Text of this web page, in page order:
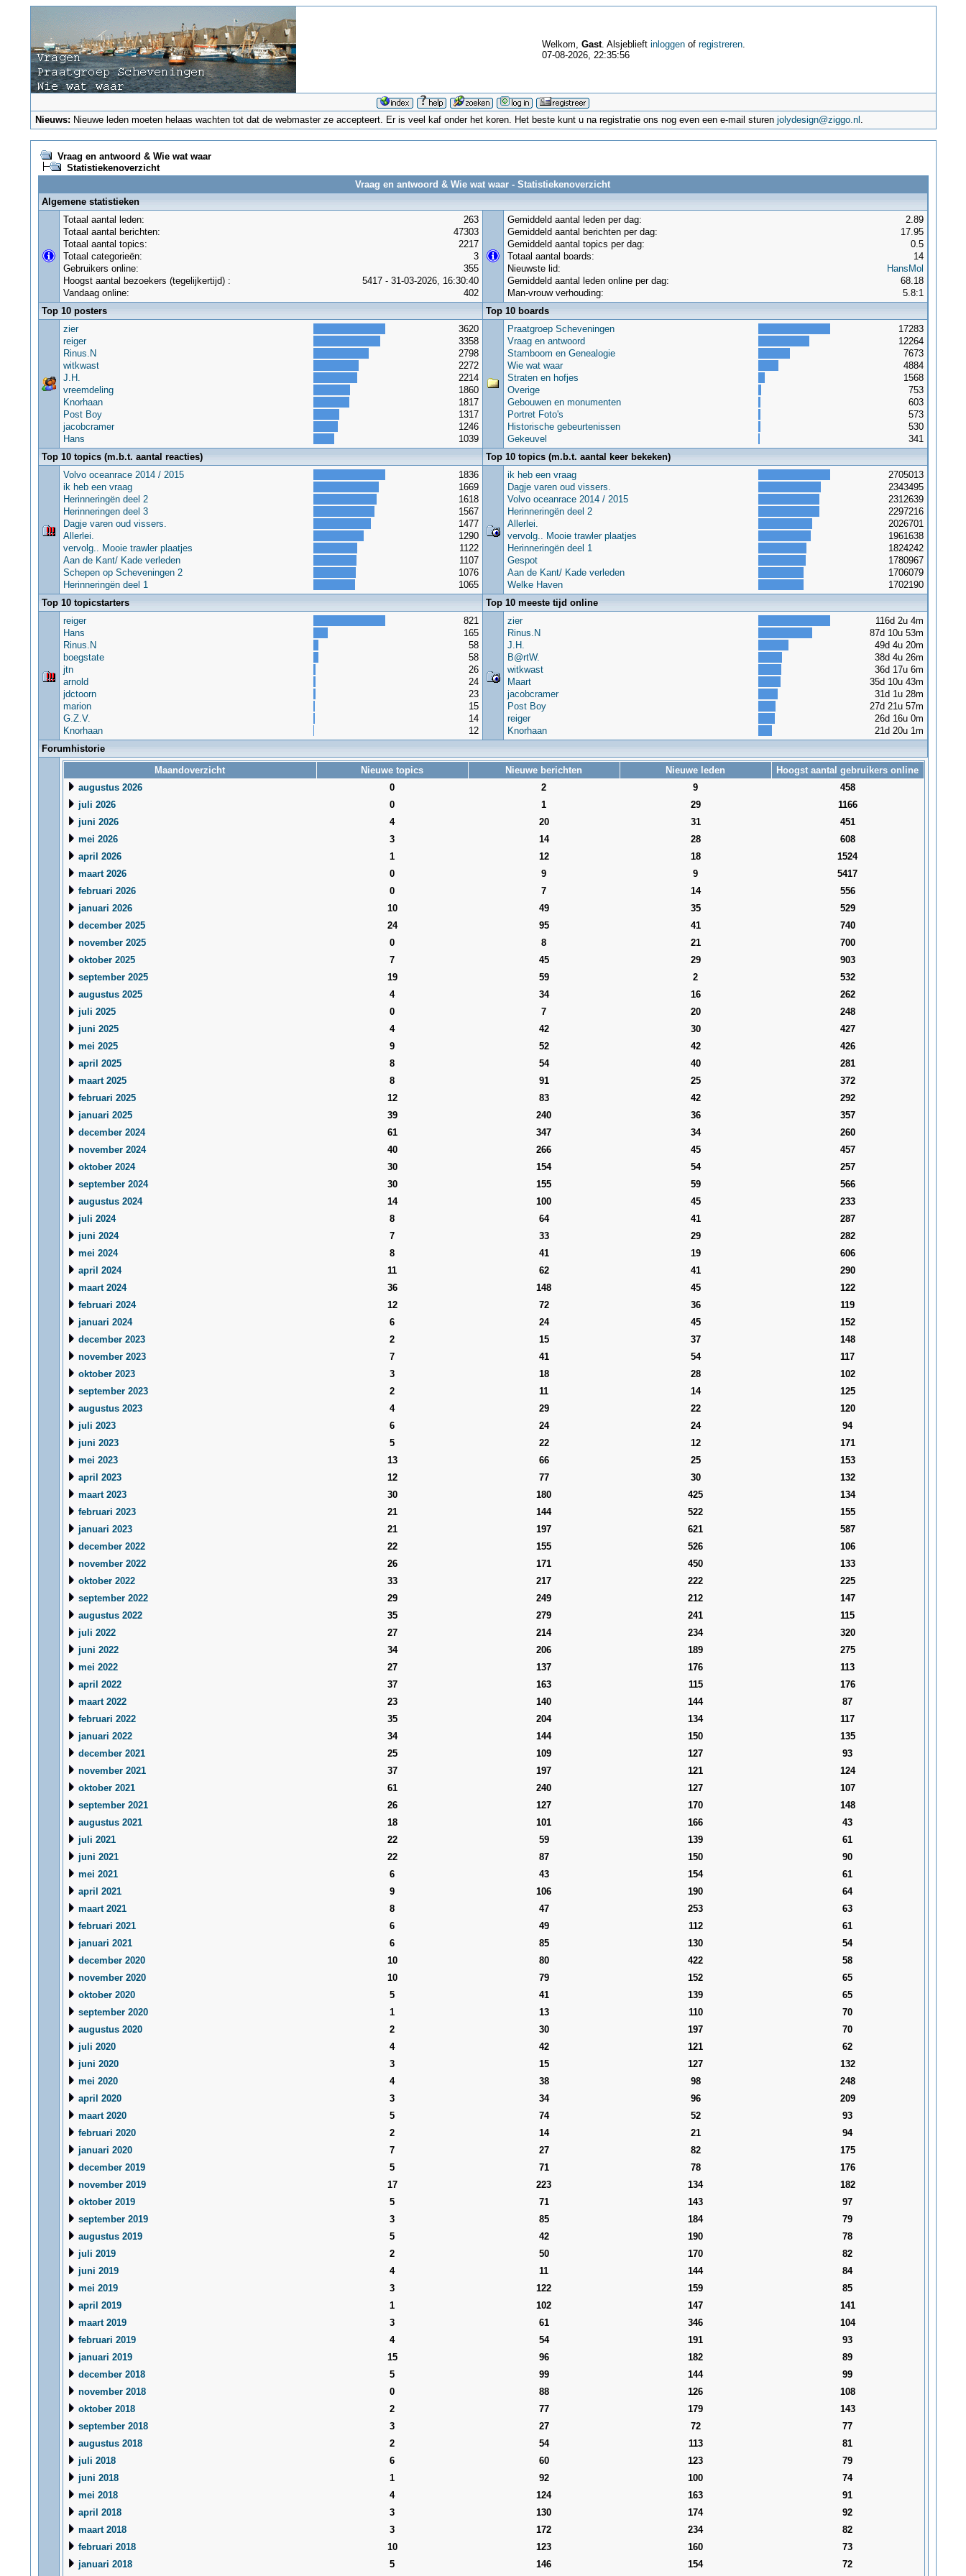
Welkom, Gast. Alsjeblieft inloggenof registreren.
07-08-2026, 22:35:56
Nieuws: Nieuwe leden moeten helaas wachten tot dat de webmaster ze accepteert. Er is veel kaf onder het koren. Het beste kunt u na registratie ons nog even een e-mail sturenjolydesign@ziggo.nl .
Vraag en antwoord & Wie wat waar
Statistiekenoverzicht
Vraag en antwoord & Wie wat waar - Statistiekenoverzicht
Algemene statistieken
Totaal aantal leden:
263
Totaal aantal berichten:
47303
Totaal aantal topics:
2217
Totaal categorieën:
3
Gebruikers online:
355
Hoogst aantal bezoekers (tegelijkertijd) :
5417 - 31-03-2026, 16:30:40
Vandaag online:
402
Gemiddeld aantal leden per dag:
2.89
Gemiddeld aantal berichten per dag:
17.95
Gemiddeld aantal topics per dag:
0.5
Totaal aantal boards:
14
Nieuwste lid:
HansMol
Gemiddeld aantal leden online per dag:
68.18
Man-vrouw verhouding:
5.8:1
Top 10 posters
Top 10 boards
zier
3620
reiger
3358
Rinus.N
2798
witkwast
2272
J.H.
2214
vreemdeling
1860
Knorhaan
1817
Post Boy
1317
jacobcramer
1246
Hans
1039
Praatgroep Scheveningen
17283
Vraag en antwoord
12264
Stamboom en Genealogie
7673
Wie wat waar
4884
Straten en hofjes
1568
Overige
753
Gebouwen en monumenten
603
Portret Foto's
573
Historische gebeurtenissen
530
Gekeuvel
341
Top 10 topics (m.b.t. aantal reacties)
Top 10 topics (m.b.t. aantal keer bekeken)
Volvo oceanrace 2014 / 2015
1836
ik heb een vraag
1669
Herinneringën deel 2
1618
Herinneringen deel 3
1567
Dagje varen oud vissers.
1477
Allerlei.
1290
vervolg.. Mooie trawler plaatjes
1122
Aan de Kant/ Kade verleden
1107
Schepen op Scheveningen 2
1076
Herinneringën deel 1
1065
ik heb een vraag
2705013
Dagje varen oud vissers.
2343495
Volvo oceanrace 2014 / 2015
2312639
Herinneringën deel 2
2297216
Allerlei.
2026701
vervolg.. Mooie trawler plaatjes
1961638
Herinneringën deel 1
1824242
Gespot
1780967
Aan de Kant/ Kade verleden
1706079
Welke Haven
1702190
Top 10 topicstarters
Top 10 meeste tijd online
reiger
821
Hans
165
Rinus.N
58
boegstate
58
jtn
26
arnold
24
jdctoorn
23
marion
15
G.Z.V.
14
Knorhaan
12
zier
116d 2u 4m
Rinus.N
87d 10u 53m
J.H.
49d 4u 20m
B@rtW.
38d 4u 26m
witkwast
36d 17u 6m
Maart
35d 10u 43m
jacobcramer
31d 1u 28m
Post Boy
27d 21u 57m
reiger
26d 16u 0m
Knorhaan
21d 20u 1m
Forumhistorie
Maandoverzicht
Nieuwe topics Nieuwe berichten Nieuwe leden
Hoogst aantal gebruikers online
augustus 2026
0 2 9
458
juli 2026
0 1 29
1166
juni 2026
4 20 31
451
mei 2026
3 14 28
608
april 2026
1 12 18
1524
maart 2026
0 9 9
5417
februari 2026
0 7 14
556
januari 2026
10 49 35
529
december 2025
24 95 41
740
november 2025
0 8 21
700
oktober 2025
7 45 29
903
september 2025
19 59 2
532
augustus 2025
4 34 16
262
juli 2025
0 7 20
248
juni 2025
4 42 30
427
mei 2025
9 52 42
426
april 2025
8 54 40
281
maart 2025
8 91 25
372
februari 2025
12 83 42
292
januari 2025
39 240 36
357
december 2024
61 347 34
260
november 2024
40 266 45
457
oktober 2024
30 154 54
257
september 2024
30 155 59
566
augustus 2024
14 100 45
233
juli 2024
8 64 41
287
juni 2024
7 33 29
282
mei 2024
8 41 19
606
april 2024
11 62 41
290
maart 2024
36 148 45
122
februari 2024
12 72 36
119
januari 2024
6 24 45
152
december 2023
2 15 37
148
november 2023
7 41 54
117
oktober 2023
3 18 28
102
september 2023
2 11 14
125
augustus 2023
4 29 22
120
juli 2023
6 24 24
94
juni 2023
5 22 12
171
mei 2023
13 66 25
153
april 2023
12 77 30
132
maart 2023
30 180 425
134
februari 2023
21 144 522
155
januari 2023
21 197 621
587
december 2022
22 155 526
106
november 2022
26 171 450
133
oktober 2022
33 217 222
225
september 2022
29 249 212
147
augustus 2022
35 279 241
115
juli 2022
27 214 234
320
juni 2022
34 206 189
275
mei 2022
27 137 176
113
april 2022
37 163 115
176
maart 2022
23 140 144
87
februari 2022
35 204 134
117
januari 2022
34 144 150
135
december 2021
25 109 127
93
november 2021
37 197 121
124
oktober 2021
61 240 127
107
september 2021
26 127 170
148
augustus 2021
18 101 166
43
juli 2021
22 59 139
61
juni 2021
22 87 150
90
mei 2021
6 43 154
61
april 2021
9 106 190
64
maart 2021
8 47 253
63
februari 2021
6 49 112
61
januari 2021
6 85 130
54
december 2020
10 80 422
58
november 2020
10 79 152
65
oktober 2020
5 41 139
65
september 2020
1 13 110
70
augustus 2020
2 30 197
70
juli 2020
4 42 121
62
juni 2020
3 15 127
132
mei 2020
4 38 98
248
april 2020
3 34 96
209
maart 2020
5 74 52
93
februari 2020
2 14 21
94
januari 2020
7 27 82
175
december 2019
5 71 78
176
november 2019
17 223 134
182
oktober 2019
5 71 143
97
september 2019
3 85 184
79
augustus 2019
5 42 190
78
juli 2019
2 50 170
82
juni 2019
4 11 144
84
mei 2019
3 122 159
85
april 2019
1 102 147
141
maart 2019
3 61 346
104
februari 2019
4 54 191
93
januari 2019
15 96 182
89
december 2018
5 99 144
99
november 2018
0 88 126
108
oktober 2018
2 77 179
143
september 2018
3 27 72
77
augustus 2018
2 54 113
81
juli 2018
6 60 123
79
juni 2018
1 92 100
74
mei 2018
4 124 163
91
april 2018
3 130 174
92
maart 2018
3 172 234
82
februari 2018
10 123 160
73
januari 2018
5 146 154 72